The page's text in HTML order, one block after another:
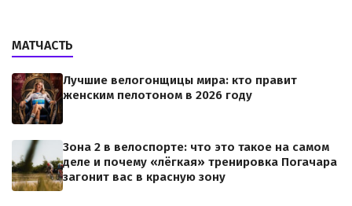
МАТЧАСТЬ
Лучшие велогонщицы мира: кто правит
женским пелотоном в 2026 году
Зона 2 в велоспорте: что это такое на самом
деле и почему «лёгкая» тренировка Погачара
загонит вас в красную зону